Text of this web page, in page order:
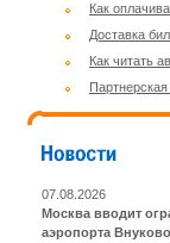
Как
Доставка
Как читать
07.08.2026
Москва вводит
аэропорта Внуково